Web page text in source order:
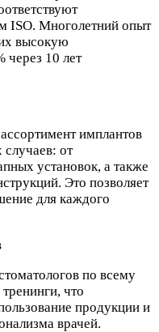
ISO. Многолетний опыт
высокую
10 лет
имплантов
случаев: от
установок, а также
Это позволяет
для каждого
по всему
что
продукции и
врачей.